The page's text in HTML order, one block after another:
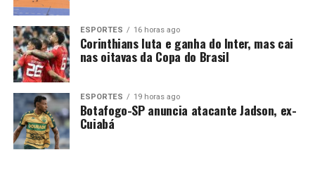
ESPORTES 16 horas ago
Corinthians luta e ganha do Inter, mas cai
nas oitavas da Copa do Brasil
ESPORTES 19 horas ago
Botafogo-SP anuncia atacante Jadson, ex-
Cuiabá